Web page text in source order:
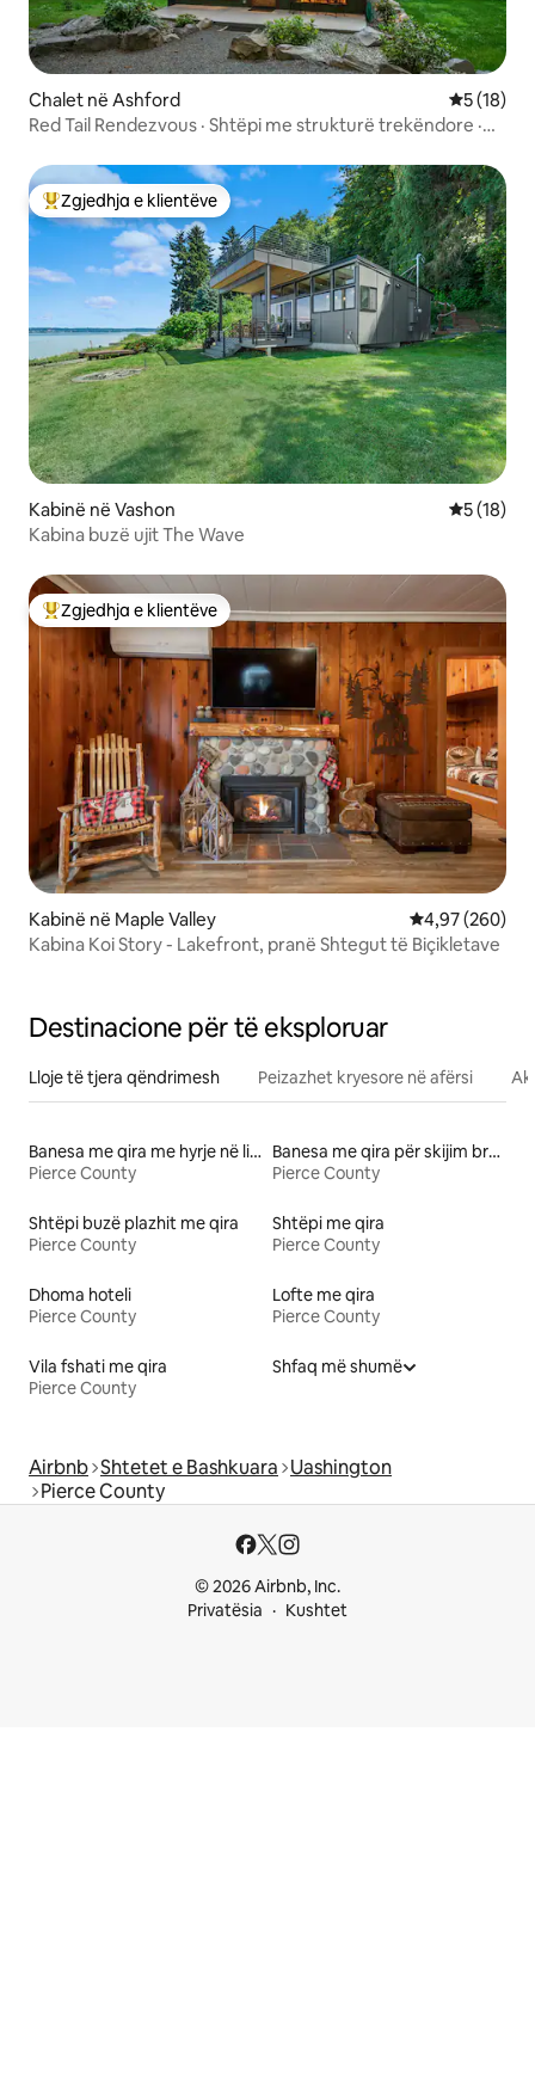
Chalet në Ashford Vlerësimi
5 (18)
Red Tail Rendezvous · Shtëpi me strukturë trekëndore ·
Më të mirat e zgjedhjeve të klientëve
Zgjedhja e klientëve
Kabinë në Vashon Vlerësimi
5 (18)
Kabina buzë ujit The Wave
Më të mirat e zgjedhjeve të klientëve
Zgjedhja e klientëve
Kabinë në Maple Valley Vlerësimi
4,97 (260)
Kabina Koi Story - Lakefront, pranë Shtegut të Biçikletave
Destinacione për të eksploruar
Lloje të tjera qëndrimesh Peizazhet kryesore në afërsi
Banesa me qira me hyrje në liqen
Pierce County
Banesa me qira për skijim brenda/jashtë
Pierce County
Shtëpi buzë plazhit me qira
Pierce County
Shtëpi me qira
Pierce County
Dhoma hoteli
Pierce County
Lofte me qira
Pierce County
Vila fshati me qira
Pierce County
Shfaq më shumë
Airbnb Shtetet e Bashkuara Uashington
Pierce County
© 2026 Airbnb, Inc.
Privatësia
Kushtet